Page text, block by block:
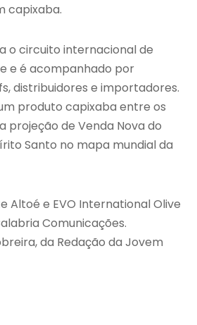
capixaba.
o circuito internacional de
e é acompanhado por
distribuidores e importadores.
produto capixaba entre os
projeção de Venda Nova do
Santo no mapa mundial da
Altoé e EVO International Olive
Comunicações.
da Redação da Jovem